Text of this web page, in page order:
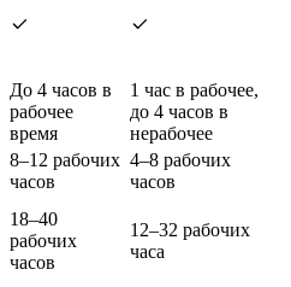
До 4 часов в
рабочее
время
1 час в рабочее,
до 4 часов в
нерабочее
8–12 рабочих
часов
4–8 рабочих
часов
18–40
рабочих
часов
12–32 рабочих
часа